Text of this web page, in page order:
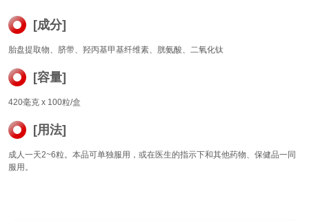
[成分]
胎盘提取物、脐带、羟丙基甲基纤维素、胱氨酸、二氧化钛
[容量]
420毫克 x 100粒/盒
[用法]
成人一天2~6粒。本品可单独服用，或在医生的指示下和其他药物、保健品一同
服用。